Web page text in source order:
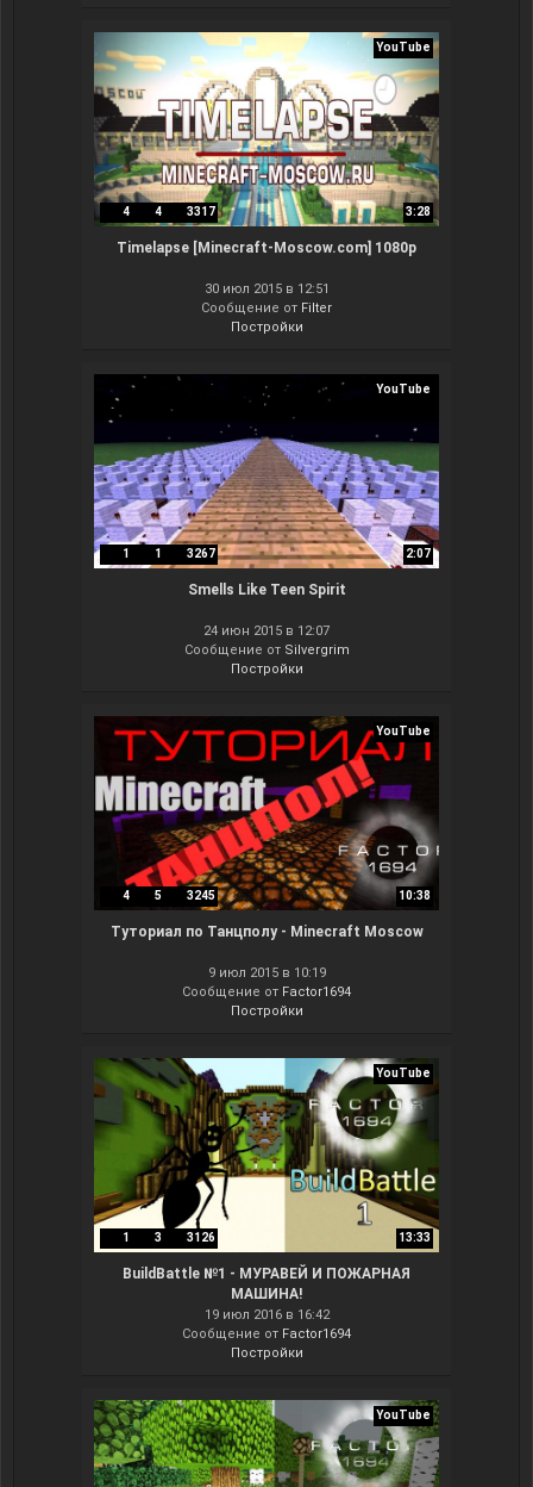
YouTube
4 4 3317 3:28
Timelapse [Minecraft-Moscow.com] 1080p
30 июл 2015 в 12:51
Сообщение от Filter
Постройки
YouTube
1 1 3267 2:07
Smells Like Teen Spirit
24 июн 2015 в 12:07
Сообщение от Silvergrim
Постройки
YouTube
4 5 3245 10:38
Туториал по Танцполу - Minecraft Moscow
9 июл 2015 в 10:19
Сообщение от Factor1694
Постройки
YouTube
1 3 3126 13:33
BuildBattle №1 - МУРАВЕЙ И ПОЖАРНАЯ
МАШИНА!
19 июл 2016 в 16:42
Сообщение от Factor1694
Постройки
YouTube